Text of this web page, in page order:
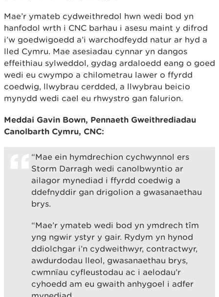
Mae’r ymateb cydweithredol hwn wedi bod yn
hanfodol wrth i CNC barhau i asesu maint y difrod
i’w goedwigoedd a’i warchodfeydd natur ar hyd a
lled Cymru. Mae asesiadau cynnar yn dangos
effeithiau sylweddol, gydag ardaloedd eang o goed
wedi eu cwympo a chilometrau lawer o ffyrdd
coedwig, llwybrau cerdded, a llwybrau beicio
mynydd wedi cael eu rhwystro gan falurion.
Meddai Gavin Bown, Pennaeth Gweithrediadau
Canolbarth Cymru, CNC:
“Mae ein hymdrechion cychwynnol ers
Storm Darragh wedi canolbwyntio ar
ailagor mynediad i ffyrdd coedwig a
ddefnyddir gan drigolion a gwasanaethau
brys.
“Mae’r ymateb wedi bod yn ymdrech tîm
yng ngwir ystyr y gair. Rydym yn hynod
ddiolchgar i’n cydweithwyr, contractwyr,
awdurdodau lleol, gwasanaethau brys,
cwmnïau cyfleustodau ac i aelodau’r
cyhoedd am eu gwaith anhygoel i adfer